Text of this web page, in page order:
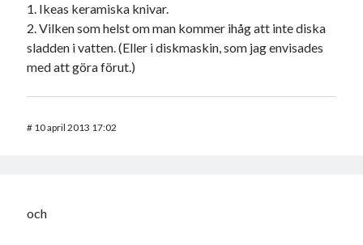
1. Ikeas keramiska knivar.
2. Vilken som helst om man kommer ihåg att inte diska
sladden i vatten. (Eller i diskmaskin, som jag envisades
med att göra förut.)
# 10 april 2013 17:02
och